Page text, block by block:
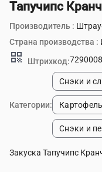
Тапучипс
Производитель :
Страна производства :
qr_code Штрихкод:
Категории:
Снэки и
Снэки и
Закуска Тапучипс